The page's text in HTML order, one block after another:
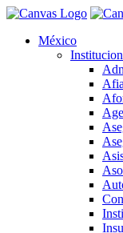
México